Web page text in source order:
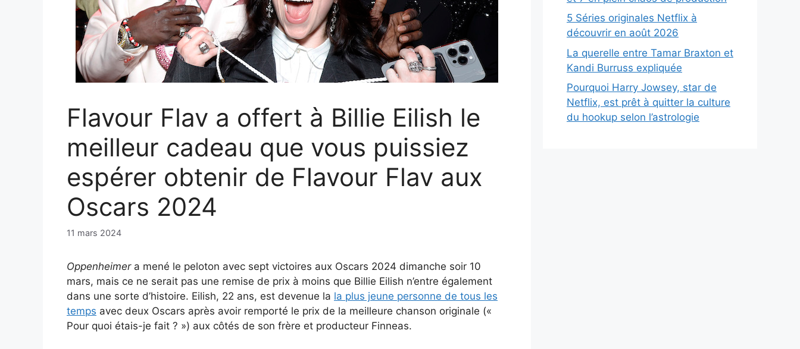
Flavour Flav a offert à Billie Eilish le
meilleur cadeau que vous puissiez
espérer obtenir de Flavour Flav aux
Oscars 2024
11 mars 2024
Oppenheimer a mené le peloton avec sept victoires aux Oscars 2024 dimanche soir 10
mars, mais ce ne serait pas une remise de prix à moins que Billie Eilish n’entre également
dans une sorte d’histoire. Eilish, 22 ans, est devenue la la plus jeune personne de tous les
temps avec deux Oscars après avoir remporté le prix de la meilleure chanson originale («
Pour quoi étais-je fait ? ») aux côtés de son frère et producteur Finneas.
5 Séries originales Netflix à
découvrir en août 2026
La querelle entre Tamar Braxton et
Kandi Burruss expliquée
Pourquoi Harry Jowsey, star de
Netflix, est prêt à quitter la culture
du hookup selon l’astrologie